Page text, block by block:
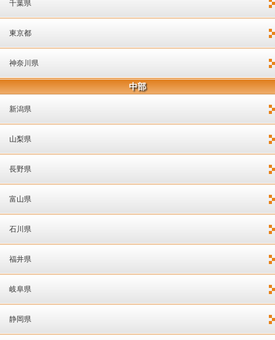
千葉県
東京都
神奈川県
中部
新潟県
山梨県
長野県
富山県
石川県
福井県
岐阜県
静岡県